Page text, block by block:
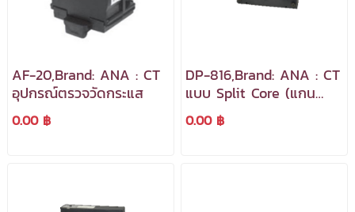
AF-20,Brand: ANA : CT
อุปกรณ์ตรวจวัดกระแส
0.00 ฿
DP-816,Brand: ANA : CT
แบบ Split Core (แกน
แยก),อุปกรณ์ตรวจวัด
กระแส
0.00 ฿